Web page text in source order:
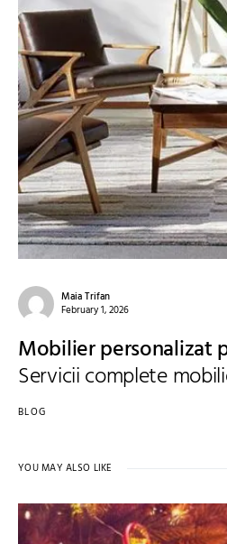
Maia Trifan
February 1, 2026
Mobilier personalizat
Servicii complete
BLOG
YOU MAY ALSO LIKE